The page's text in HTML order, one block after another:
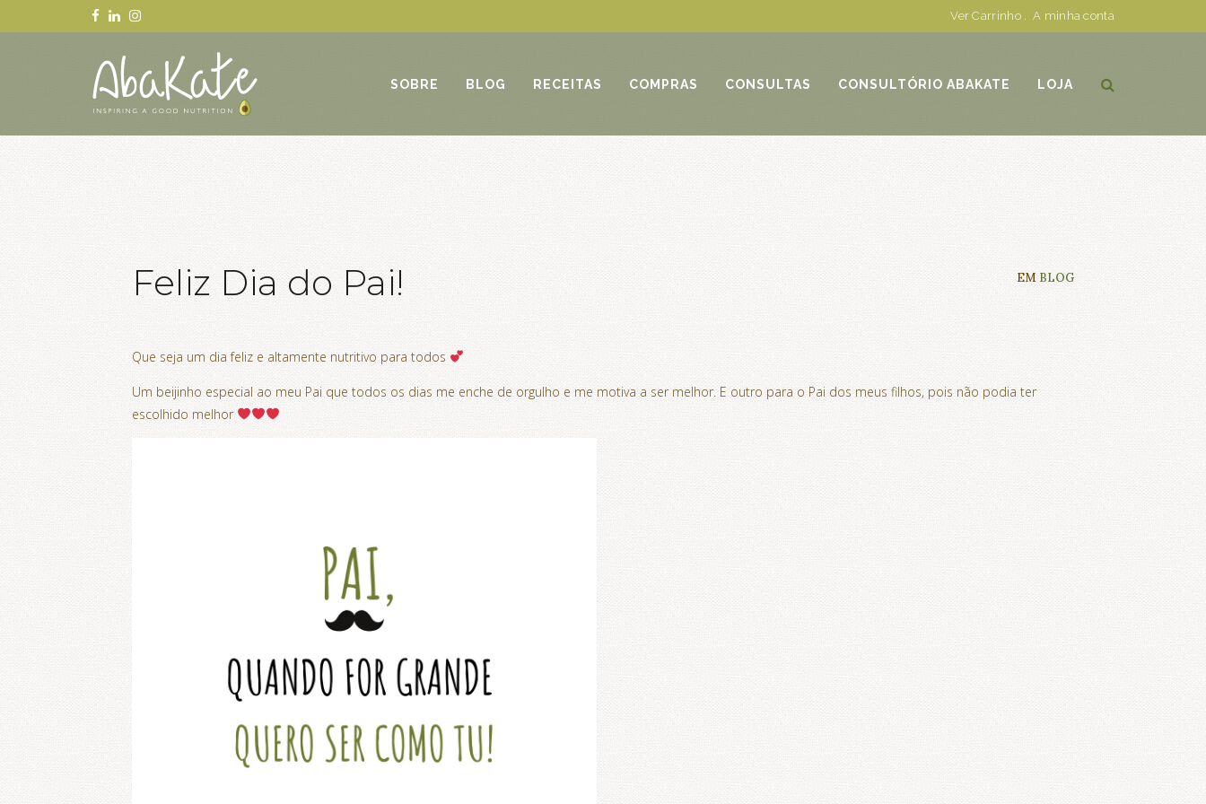
Ver Carrinho.A minha conta
SOBRE BLOG RECEITAS COMPRAS CONSULTAS CONSULTÓRIO ABAKATE LOJA
EM BLOG
Feliz Dia do Pai!
Que seja um dia feliz e altamente nutritivo para todos
Um beijinho especial ao meu Pai que todos os dias me enche de orgulho e me motiva a ser melhor. E outro para o Pai dos meus filhos, pois não podia ter
escolhido melhor